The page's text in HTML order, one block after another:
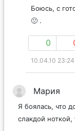
Боюсь, с
🙁 .
0
10.04.10 23:24
Мария
Я боялась, что
слакдой